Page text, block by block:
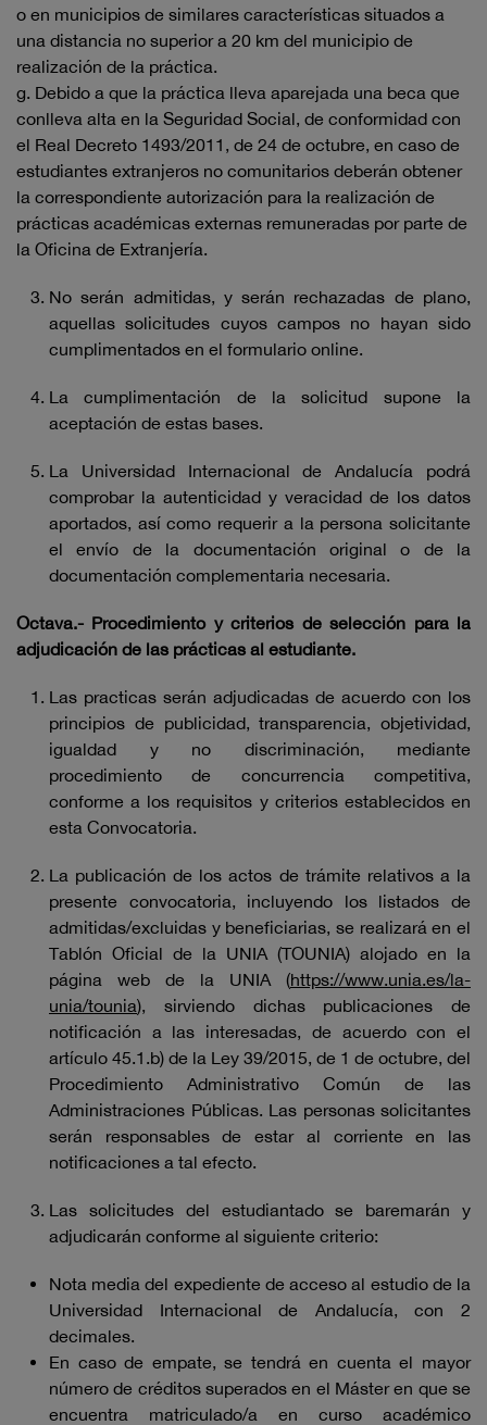
o en municipios de similares características situados a
una distancia no superior a 20 km del municipio de
realización de la práctica.
g. Debido a que la práctica lleva aparejada una beca que
conlleva alta en la Seguridad Social, de conformidad con
el Real Decreto 1493/2011, de 24 de octubre, en caso de
estudiantes extranjeros no comunitarios deberán obtener
la correspondiente autorización para la realización de
prácticas académicas externas remuneradas por parte de
la Oficina de Extranjería.
No serán admitidas, y serán rechazadas de plano,
aquellas solicitudes cuyos campos no hayan sido
cumplimentados en el formulario online.
La cumplimentación de la solicitud supone la
aceptación de estas bases.
La Universidad Internacional de Andalucía podrá
comprobar la autenticidad y veracidad de los datos
aportados, así como requerir a la persona solicitante
el envío de la documentación original o de la
documentación complementaria necesaria.
Octava.- Procedimiento y criterios de selección para la
adjudicación de las prácticas al estudiante.
Las practicas serán adjudicadas de acuerdo con los
principios de publicidad, transparencia, objetividad,
igualdad y no discriminación, mediante
procedimiento de concurrencia competitiva,
conforme a los requisitos y criterios establecidos en
esta Convocatoria.
La publicación de los actos de trámite relativos a la
presente convocatoria, incluyendo los listados de
admitidas/excluidas y beneficiarias, se realizará en el
Tablón Oficial de la UNIA (TOUNIA) alojado en la
página web de la UNIA (https://www.unia.es/la-
unia/tounia), sirviendo dichas publicaciones de
notificación a las interesadas, de acuerdo con el
artículo 45.1.b) de la Ley 39/2015, de 1 de octubre, del
Procedimiento Administrativo Común de las
Administraciones Públicas. Las personas solicitantes
serán responsables de estar al corriente en las
notificaciones a tal efecto.
Las solicitudes del estudiantado se baremarán y
adjudicarán conforme al siguiente criterio:
Nota media del expediente de acceso al estudio de la
Universidad Internacional de Andalucía, con 2
decimales.
En caso de empate, se tendrá en cuenta el mayor
número de créditos superados en el Máster en que se
encuentra matriculado/a en curso académico